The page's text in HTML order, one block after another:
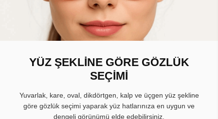
YÜZ ŞEKLİNE GÖRE GÖZLÜK
SEÇİMİ
Yuvarlak, kare, oval, dikdörtgen, kalp ve üçgen yüz şekline
göre gözlük seçimi yaparak yüz hatlarınıza en uygun ve
dengeli görünümü elde edebilirsiniz.